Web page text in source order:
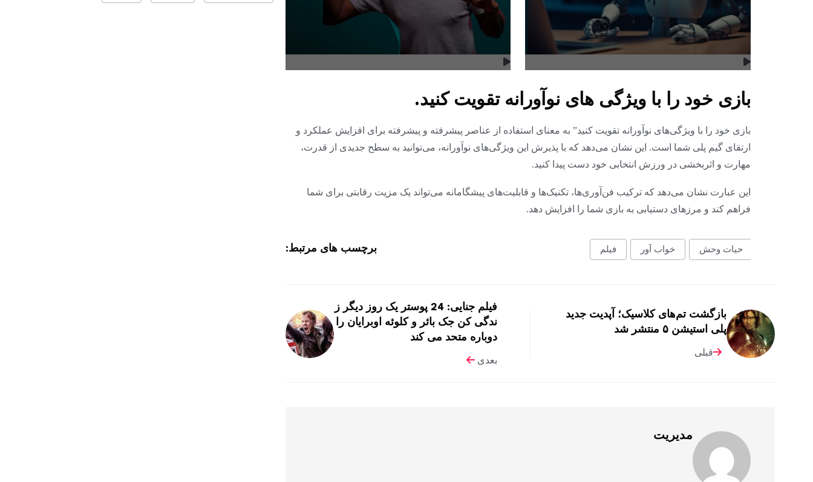
بازی خود را با ویژگی های نوآورانه تقویت کنید.
بازی خود را با ویژگی‌های نوآورانه تقویت کنید” به معنای استفاده از عناصر پیشرفته و پیشرفته برای افزایش عملکرد و
ارتقای گیم پلی شما است. این نشان می‌دهد که با پذیرش این ویژگی‌های نوآورانه، می‌توانید به سطح جدیدی از قدرت،
مهارت و اثربخشی در ورزش انتخابی خود دست پیدا کنید.
این عبارت نشان می‌دهد که ترکیب فن‌آوری‌ها، تکنیک‌ها و قابلیت‌های پیشگامانه می‌تواند یک مزیت رقابتی برای شما
فراهم کند و مرزهای دستیابی به بازی شما را افزایش دهد.
برچسب های مرتبط: حیات وحش خواب آور فیلم
بازگشت تم‌های کلاسیک؛ آپدیت جدید
پلی استیشن ۵ منتشر شد
قبلی
فیلم جنایی: 24 پوستر یک روز دیگر ز
ندگی کن جک بائر و کلوئه اوبرایان را
دوباره متحد می کند
بعدی
مدیریت